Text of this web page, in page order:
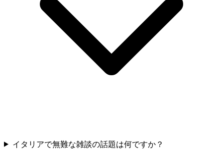
イタリアで無難な雑談の話題は何ですか？